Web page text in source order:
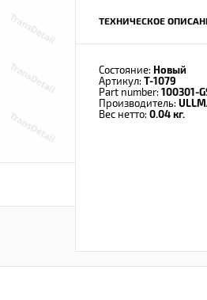
ТЕХНИЧЕСКОЕ
Состояние: Новый
Артикул: T-1079
Part number: 100301-
Производитель:
Вес нетто: 0.04 кг.